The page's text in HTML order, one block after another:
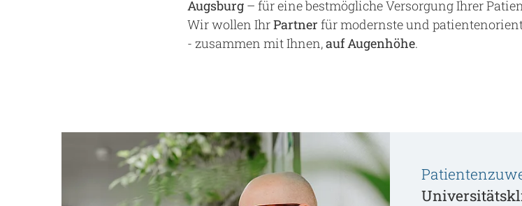
Augsburg – für eine bestmögliche Versorgung Ihrer
Wir wollen IhrPartner für modernste und
- zusammen mit Ihnen,auf Augenhöhe.